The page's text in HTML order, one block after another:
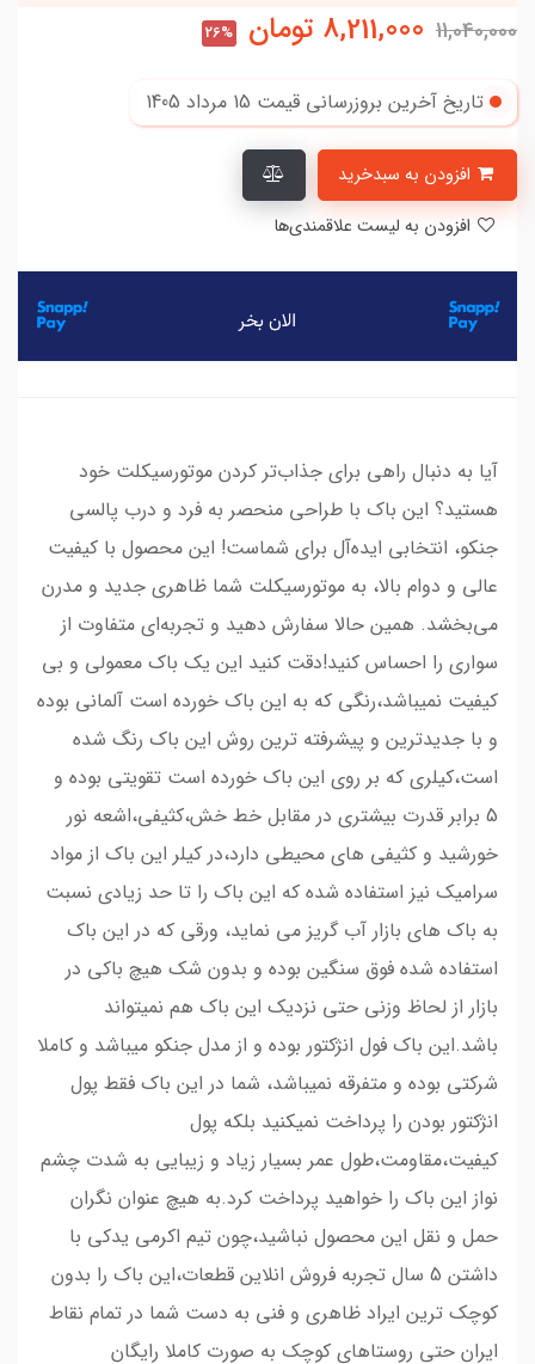
11,040,000
8,211,000 تومان 26%
تاریخ آخرین بروزرسانی قیمت 15 مرداد 1405
آیا به دنبال راهی برای جذاب‌تر کردن موتورسیکلت خود
هستید؟ این باک با طراحی منحصر به فرد و درب پالسی
جنکو، انتخابی ایده‌آل برای شماست! این محصول با کیفیت
عالی و دوام بالا، به موتورسیکلت شما ظاهری جدید و مدرن
می‌بخشد. همین حالا سفارش دهید و تجربه‌ای متفاوت از
سواری را احساس کنید!دقت کنید این یک باک معمولی و بی
کیفیت نمیباشد،رنگی که به این باک خورده است آلمانی بوده
و با جدیدترین و پیشرفته ترین روش این باک رنگ شده
است،کیلری که بر روی این باک خورده است تقویتی بوده و
5 برابر قدرت بیشتری در مقابل خط خش،کثیفی،اشعه نور
خورشید و کثیفی های محیطی دارد،در کیلر این باک از مواد
سرامیک نیز استفاده شده که این باک را تا حد زیادی نسبت
به باک های بازار آب گریز می نماید، ورقی که در این باک
استفاده شده فوق سنگین بوده و بدون شک هیچ باکی در
بازار از لحاظ وزنی حتی نزدیک این باک هم نمیتواند
باشد.این باک فول انژکتور بوده و از مدل جنکو میباشد و کاملا
شرکتی بوده و متفرقه نمیباشد، شما در این باک فقط پول
انژکتور بودن را پرداخت نمیکنید بلکه پول
کیفیت،مقاومت،طول عمر بسیار زیاد و زیبایی به شدت چشم
نواز این باک را خواهید پرداخت کرد.به هیچ عنوان نگران
حمل و نقل این محصول نباشید،چون تیم اکرمی یدکی با
داشتن 5 سال تجربه فروش انلاین قطعات،این باک را بدون
کوچک ترین ایراد ظاهری و فنی به دست شما در تمام نقاط
ایران حتی روستاهای کوچک به صورت کاملا رایگان